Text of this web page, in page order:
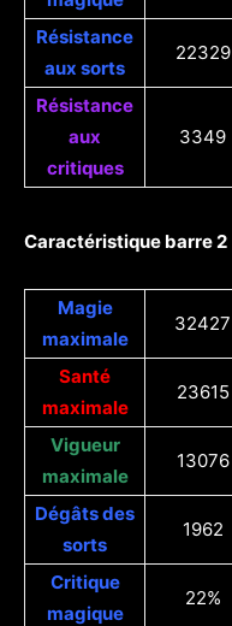
Résistance
aux sorts
22329
Résistance
aux
critiques
3349
Caractéristique barre 2
Magie
maximale
32427
Santé
maximale
23615
Vigueur
maximale
13076
Dégâts des
sorts
1962
Critique
magique
22%